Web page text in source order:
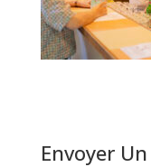
Envoyer